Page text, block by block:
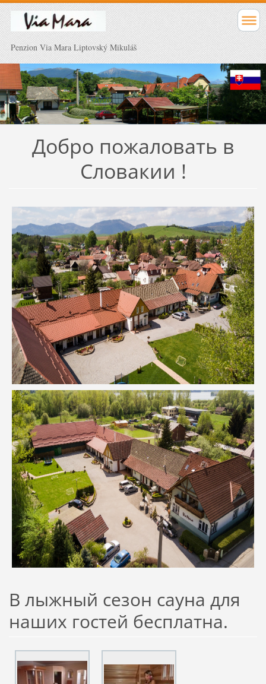
Penzion Via Mara Liptovský Mikuláš
Добро пожаловать в
Словакии !
В лыжный сезон сауна для
наших гостей бесплатна.